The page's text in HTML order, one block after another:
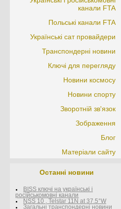
канали FTA
Польські канали FTA
Українські сат провайдери
Транспондерні новини
Ключі для перегляду
Новини космосу
Новини спорту
Зворотній зв'язок
Зображення
Блог
Матеріали сайту
Останні новини
BISS ключі на українські і
росїйськомовні канали
NSS 10 , Telstar 11N at 37.5°W
Загальні транспондерні новини